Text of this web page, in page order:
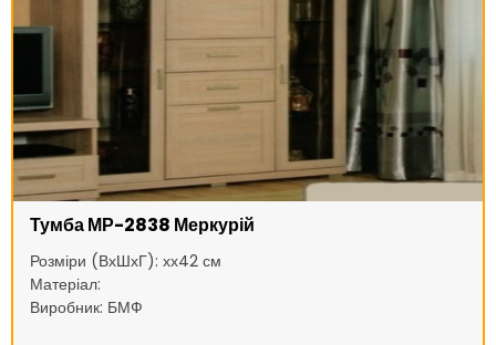
Тумба МР-2838 Меркурій
Розміри (ВхШхГ): хх42 см
Матеріал:
Виробник: БМФ